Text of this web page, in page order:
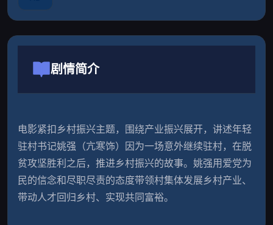
剧情简介
电影紧扣乡村振兴主题，围绕产业振兴展开，讲述年轻
驻村书记姚强（亢寒饰）因为一场意外继续驻村，在脱
贫攻坚胜利之后，推进乡村振兴的故事。姚强用爱党为
民的信念和尽职尽责的态度带领村集体发展乡村产业、
带动人才回归乡村、实现共同富裕。